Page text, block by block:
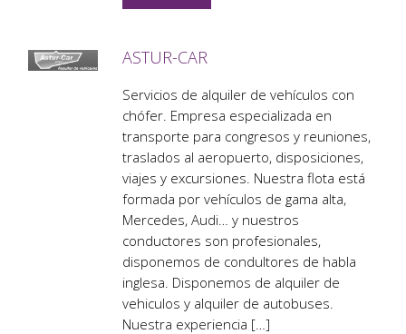
ASTUR-CAR
Servicios de alquiler de vehículos con
chófer. Empresa especializada en
transporte para congresos y reuniones,
traslados al aeropuerto, disposiciones,
viajes y excursiones. Nuestra flota está
formada por vehículos de gama alta,
Mercedes, Audi… y nuestros
conductores son profesionales,
disponemos de condultores de habla
inglesa. Disponemos de alquiler de
vehiculos y alquiler de autobuses.
Nuestra experiencia […]